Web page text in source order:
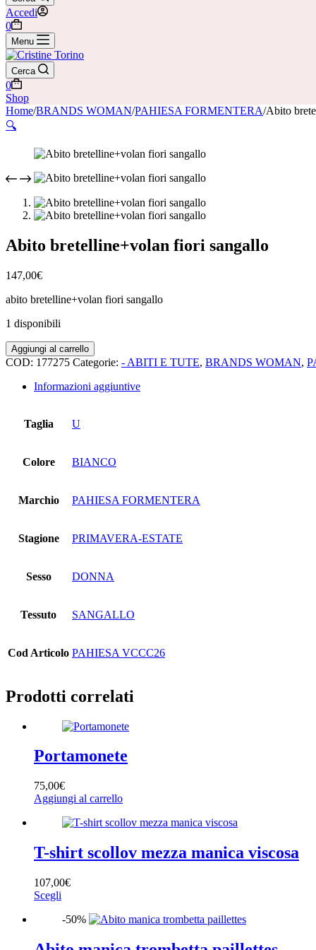
Accedi
Carrello
0
Menu
Cerca
Carrello
0
Shop
Home/BRANDS WOMAN/PAHIESA FORMENTERA/Abito
🔍
Abito bretelline+volan fiori sangallo
147,00€
abito bretelline+volan fiori sangallo
1 disponibili
Abito
bretelline+volan
sangallo
Aggiungi al carrello
COD: 177275 Categorie: - ABITI E TUTE, BRANDS WOMAN,
Informazioni aggiuntive
Taglia U
Colore BIANCO
Marchio PAHIESA FORMENTERA
Stagione PRIMAVERA-ESTATE
Sesso DONNA
Tessuto SANGALLO
Cod Articolo PAHIESA VCCC26
Prodotti correlati
Portamonete
75,00€
Aggiungi al carrello
T-shirt scollov mezza manica viscosa
107,00€
Scegli
ha
varianti.
-50%